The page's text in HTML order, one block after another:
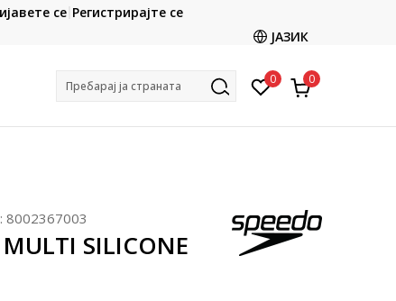
CLICK & COLLECT
со картичка online и подигнете во продавницата
се Регистрирајте се
ЈАЗИК
Пребарај ја страната 0 0
8002367003
SILICONE